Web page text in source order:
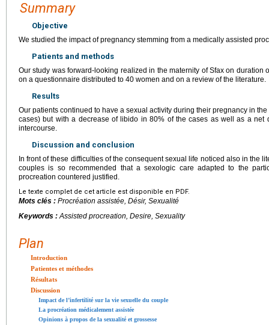
Summary
Objective
We studied the impact of pregnancy stemming from a medically assisted
Patients and methods
Our study was forward-looking realized in the maternity of Sfax on duration
on a questionnaire distributed to 40 women and on a review of the literature.
Results
Our patients continued to have a sexual activity during their pregnancy in
cases) but with a decrease of libido in 80% of the cases as well as a net
intercourse.
Discussion and conclusion
In front of these difficulties of the consequent sexual life noticed also in the
couples is so recommended that a sexologic care adapted to the
procreation countered justified.
Le texte complet de cet article est disponible en PDF.
Mots clés : Procréation assistée, Désir, Sexualité
Keywords :Assisted procreation, Desire, Sexuality
Plan
Introduction
Patientes et méthodes
Résultats
Discussion
Impact de l’infertilité sur la vie sexuelle du couple
La procréation médicalement assistée
Opinions à propos de la sexualité et grossesse